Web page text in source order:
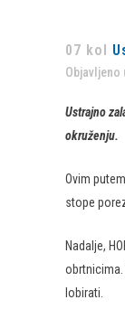
07 kol
Objavljeno
Ustrajno
okruženju.
Ovim
stope
Nadalje,
obrtnicima.
lobirati.